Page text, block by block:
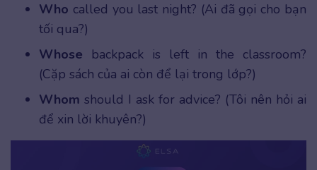
Who called you last night? (Ai đã gọi cho bạn
tối qua?)
Whose backpack is left in the classroom?
(Cặp sách của ai còn để lại trong lớp?)
Whom should I ask for advice? (Tôi nên hỏi ai
để xin lời khuyên?)